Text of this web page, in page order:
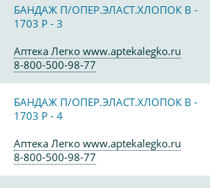
БАНДАЖ П/ОПЕР.ЭЛАСТ.ХЛОПОК В -
1703 Р - 3
Аптека Легко www.aptekalegko.ru
8-800-500-98-77
БАНДАЖ П/ОПЕР.ЭЛАСТ.ХЛОПОК В -
1703 Р - 4
Аптека Легко www.aptekalegko.ru
8-800-500-98-77